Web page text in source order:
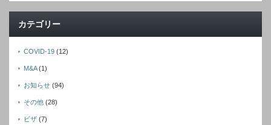
カテゴリー
COVID-19 (12)
M&A(1)
お知らせ (94)
その他 (28)
ビザ (7)